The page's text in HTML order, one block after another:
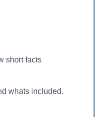
short facts
whats included.